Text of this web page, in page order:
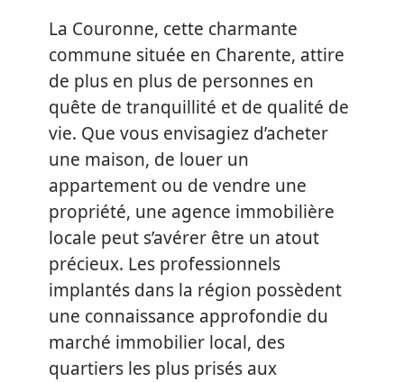
La Couronne, cette charmante
commune située en Charente, attire
de plus en plus de personnes en
quête de tranquillité et de qualité de
vie. Que vous envisagiez d’acheter
une maison, de louer un
appartement ou de vendre une
propriété, une agence immobilière
locale peut s’avérer être un atout
précieux. Les professionnels
implantés dans la région possèdent
une connaissance approfondie du
marché immobilier local, des
quartiers les plus prisés aux